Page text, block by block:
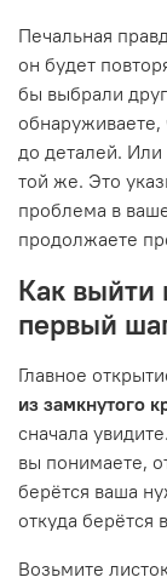
Печальная
он будет
бы выбрали
обнаруживаете,
до деталей. Или
той же. Это
проблема в
продолжаете
Как выйти
первый
Главное
из замкнутого
сначала
вы понимаете,
берётся ваша
откуда берётся
Возьмите